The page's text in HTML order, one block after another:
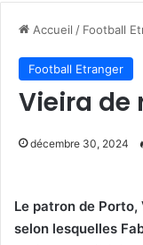
Accueil / Football
Football Etranger
Vieira de
décembre 30, 2024
Le patron de
selon lesquelles